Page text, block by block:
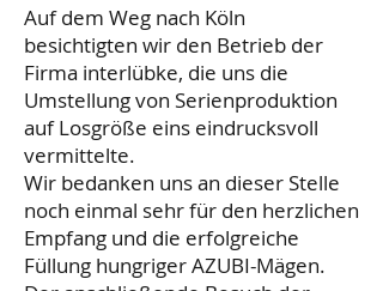
Auf dem Weg nach Köln
besichtigten wir den Betrieb der
Firma interlübke, die uns die
Umstellung von Serienproduktion
auf Losgröße eins eindrucksvoll
vermittelte.
Wir bedanken uns an dieser Stelle
noch einmal sehr für den herzlichen
Empfang und die erfolgreiche
Füllung hungriger AZUBI-Mägen.